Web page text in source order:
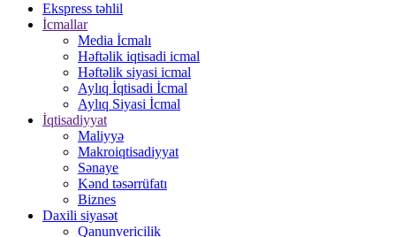
Ekspress təhlil
İcmallar
Media İcmalı
Həftəlik iqtisadi icmal
Həftəlik siyasi icmal
Aylıq İqtisadi İcmal
Aylıq Siyasi İcmal
İqtisadiyyat
Maliyyə
Makroiqtisadiyyat
Sənaye
Kənd təsərrüfatı
Biznes
Daxili siyasət
Qanunvericilik